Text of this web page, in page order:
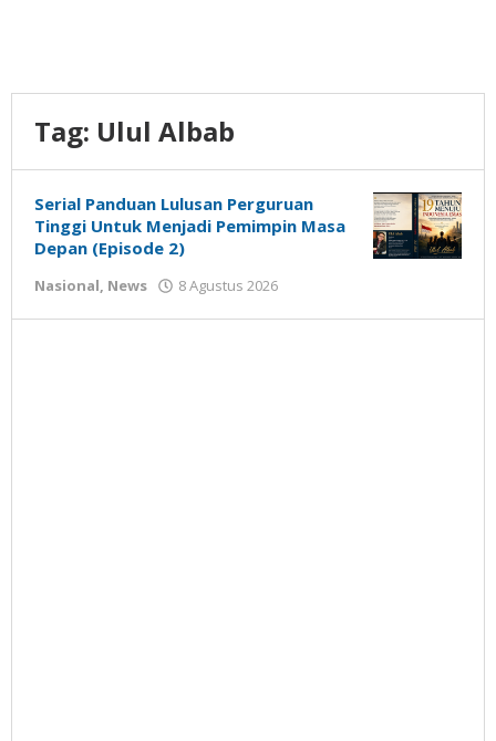
Tag: Ulul Albab
Serial Panduan Lulusan Perguruan
Tinggi Untuk Menjadi Pemimpin Masa
Depan (Episode 2)
Nasional, News 8 Agustus 2026
Susanto